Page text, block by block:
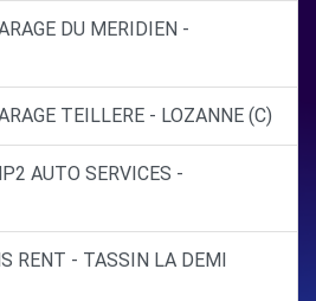
DU MERIDIEN -
TEILLERE - LOZANNE (C)
AUTO SERVICES -
RENT - TASSIN LA DEMI